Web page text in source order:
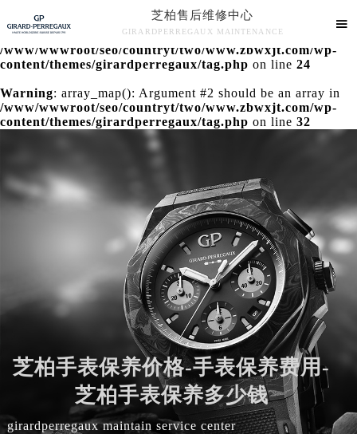
Warning: extract() expects parameter 1 to be array, null
given in
/www/wwwroot/seo/countryt/two/www.zbwxjt.com/wp-
content/themes/girardperregaux/tag.php on line 24
Warning: array_map(): Argument #2 should be an array in
/www/wwwroot/seo/countryt/two/www.zbwxjt.com/wp-
content/themes/girardperregaux/tag.php on line 32
芝柏售后维修中心
GIRARDPERREGAUX MAINTENANCE

芝柏售后维修中心竭诚为您服务！
芝柏手表保养价格-手表保养费用-
芝柏手表保养多少钱
girardperregaux maintain service center
知识/资讯